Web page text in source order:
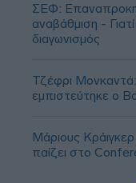
ΣΕΦ:
αναβάθμιση -
διαγωνισμός
Τζέφρι
εμπιστεύτηκε ο
Μάριους
παίζει στο